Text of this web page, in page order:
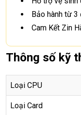
Bảo hành từ
Cam Kết Zin
Thông số kỹ
Loại CPU
Loại Card